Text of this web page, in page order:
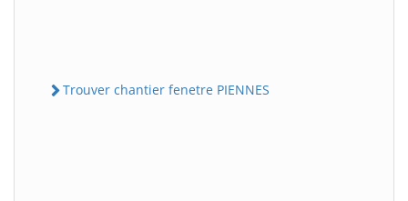
Trouver chantier fenetre PIENNES